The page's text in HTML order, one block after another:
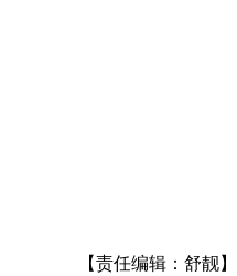
【责任编辑：舒靓】